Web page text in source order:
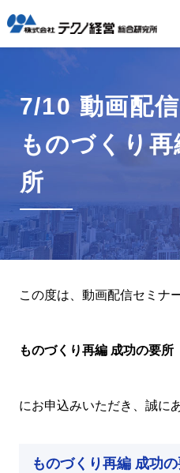
7/10 動画配
ものづくり
所
この度は、動画配信セミナ
ものづくり再編 成功の要所
にお申込みいただき、誠に
ものづくり再編 成功